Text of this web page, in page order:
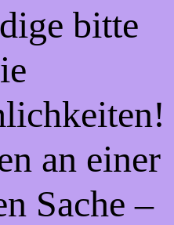
bitte
an einer
Sache –